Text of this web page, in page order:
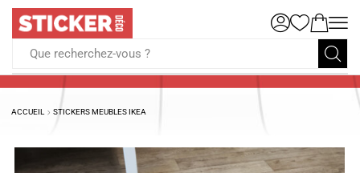
Que recherchez-vous ?
ACCUEIL STICKERS MEUBLES IKEA